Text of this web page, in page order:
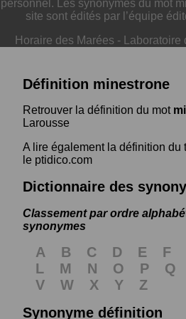
personnel. Les synonymes du mot
site sont édités par l’équipe
Horaire des Marées -
Définition minestrone
Retrouver la définition du mot
Larousse
A lire également la définition du
le ptidico.com
Dictionnaire des
Classement par ordre
synonymes
A B C D E F
L
M N O P Q
V
W X Y
Z
Synonyme définition